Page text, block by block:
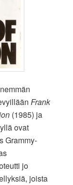
Frank
(1985) ja
ovat
Grammy-
jo
joista